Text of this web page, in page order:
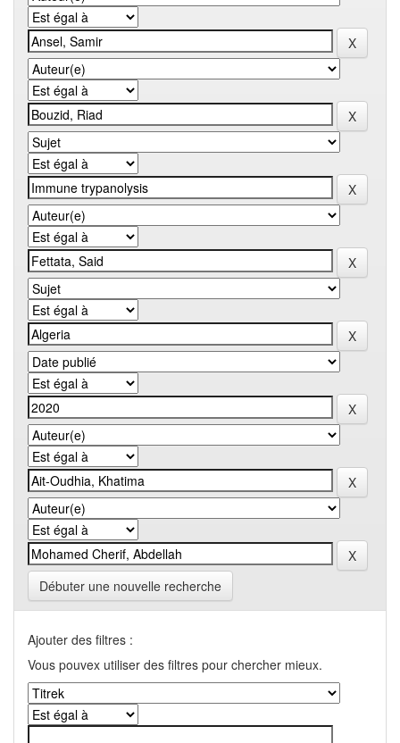
Débuter une nouvelle recherche
Ajouter des filtres :
Vous pouvex utiliser des filtres pour chercher mieux.